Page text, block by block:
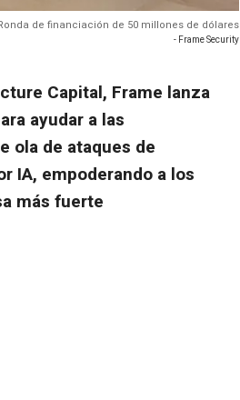
de financiación de 50 millones de dólares
- Frame Security
Capital, Frame lanza
ayudar a las
ola de ataques de
IA, empoderando a los
más fuerte